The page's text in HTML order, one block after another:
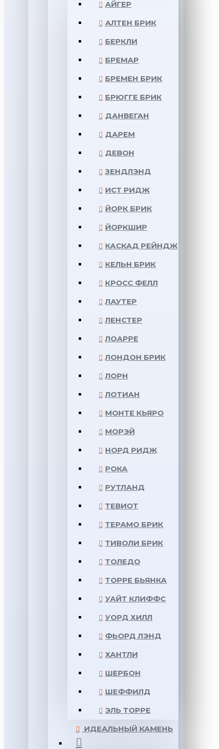
АЙГЕР
АЛТЕН БРИК
БЕРКЛИ
БРЕМАР
БРЕМЕН БРИК
БРЮГГЕ БРИК
ДАНВЕГАН
ДАРЕМ
ДЕВОН
ЗЕНДЛЭНД
ИСТ РИДЖ
ЙОРК БРИК
ЙОРКШИР
КАСКАД РЕЙНДЖ
КЕЛЬН БРИК
КРОСС ФЕЛЛ
ЛАУТЕР
ЛЕНСТЕР
ЛОАРРЕ
ЛОНДОН БРИК
ЛОРН
ЛОТИАН
МОНТЕ КЬЯРО
МОРЭЙ
НОРД РИДЖ
РОКА
РУТЛАНД
ТЕВИОТ
ТЕРАМО БРИК
ТИВОЛИ БРИК
ТОЛЕДО
ТОРРЕ БЬЯНКА
УАЙТ КЛИФФС
УОРД ХИЛЛ
ФЬОРД ЛЭНД
ХАНТЛИ
ШЕРБОН
ШЕФФИЛД
ЭЛЬ ТОРРЕ
ИДЕАЛЬНЫЙ КАМЕНЬ